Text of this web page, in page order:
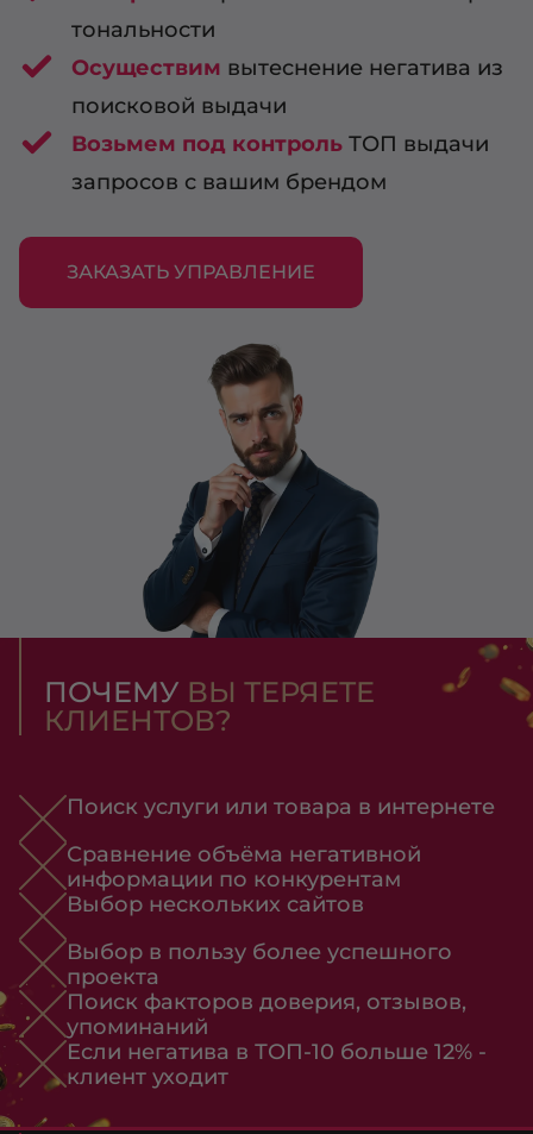
тональности
Осуществим вытеснение негатива из
поисковой выдачи
Возьмем под контроль ТОП выдачи
запросов с вашим брендом
ЗАКАЗАТЬ УПРАВЛЕНИЕ
ПОЧЕМУ ВЫ ТЕРЯЕТЕ
КЛИЕНТОВ?
Поиск услуги или товара в интернете
Сравнение объёма негативной
информации по конкурентам
Выбор нескольких сайтов
Выбор в пользу более успешного
проекта
Поиск факторов доверия, отзывов,
упоминаний
Если негатива в ТОП-10 больше 12% -
клиент уходит